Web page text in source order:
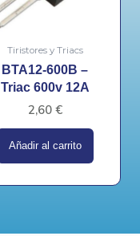
Tiristores y Triacs
BTA12-600B –
Triac 600v 12A
2,60 €
Añadir al carrito